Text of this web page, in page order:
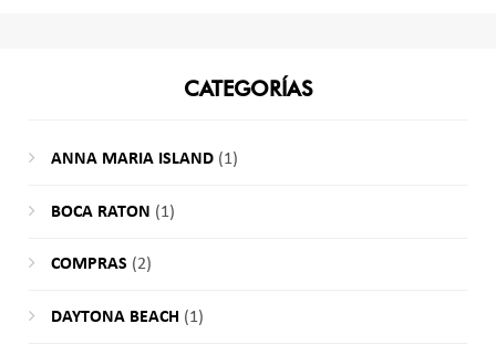
CATEGORÍAS
ANNA MARIA ISLAND(1)
BOCA RATON (1)
COMPRAS (2)
DAYTONA BEACH (1)